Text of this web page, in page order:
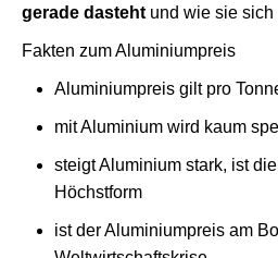
gerade dasteht und wie sie
Fakten zum Aluminiumpreis
Aluminiumpreis gilt pro
mit Aluminium wird kaum
steigt Aluminium stark, ist
Höchstform
ist der Aluminiumpreis am